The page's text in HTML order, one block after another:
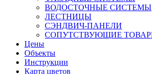
ВОДОСТОЧНЫЕ СИСТЕМЫ
ЛЕСТНИЦЫ
СЭНДВИЧ-ПАНЕЛИ
СОПУТСТВУЮЩИЕ
Цены
Объекты
Инструкции
Карта цветов